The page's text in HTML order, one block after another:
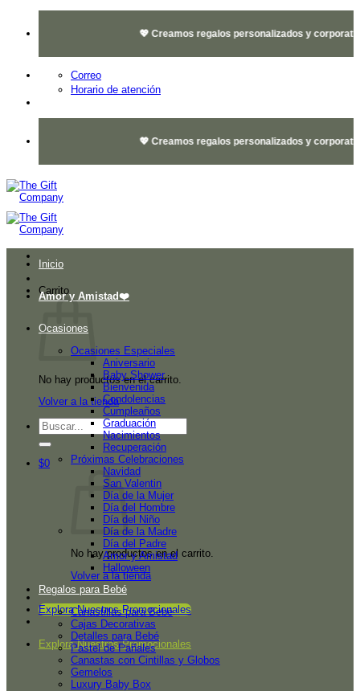
💖 Creamos regalos personalizados y
Correo
Horario de atención
💖 Creamos regalos personalizados y
Carrito
No hay productos en el carrito.
Volver a la tienda
Buscar
por:
$0
No hay productos en el carrito.
Volver a la tienda
Explora Nuestros Promocionales
Explora Nuestros Promocionales
Inicio
Amor y Amistad❤️
Ocasiones
Ocasiones Especiales
Aniversario
Baby Shower
Bienvenida
Condolencias
Cumpleaños
Graduación
Nacimientos
Recuperación
Próximas Celebraciones
Navidad
San Valentin
Día de la Mujer
Día del Hombre
Día del Niño
Día de la Madre
Día del Padre
Amor y Amistad
Halloween
Regalos para Bebé
Canastillas para Bebé
Cajas Decorativas
Detalles para Bebé
Pastel de Pañales
Canastas con Cintillas y Globos
Gemelos
Luxury Baby Box